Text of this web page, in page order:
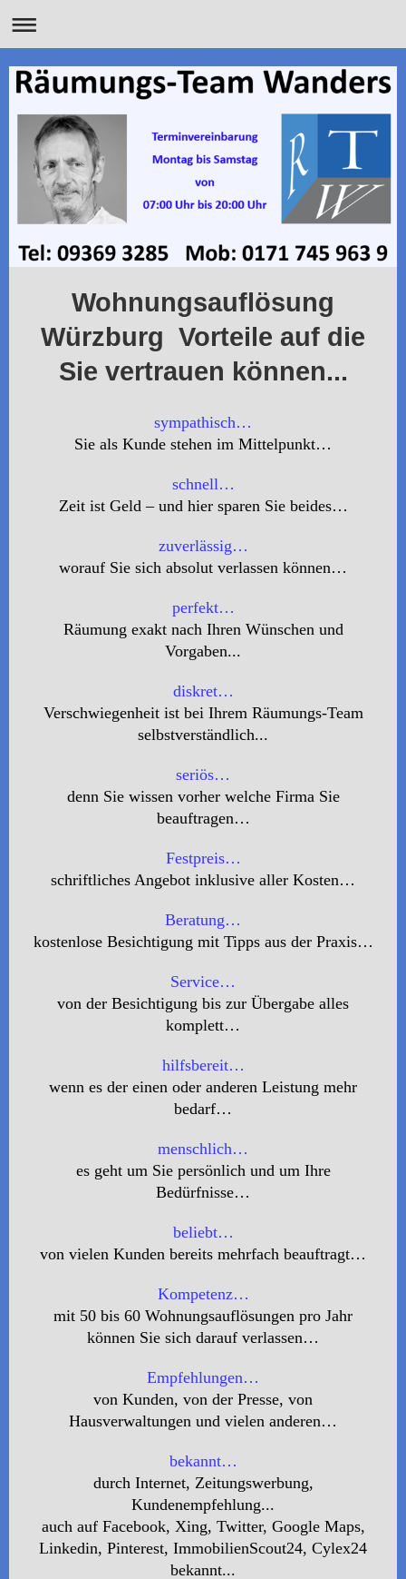
Wohnungsauflösung
Würzburg Vorteile auf die
Sie vertrauen können...
sympathisch…
Sie als Kunde stehen im Mittelpunkt…
schnell…
Zeit ist Geld – und hier sparen Sie beides…
zuverlässig…
worauf Sie sich absolut verlassen können…
perfekt…
Räumung exakt nach Ihren Wünschen und
Vorgaben...
diskret…
Verschwiegenheit ist bei Ihrem Räumungs-Team
selbstverständlich...
seriös…
denn Sie wissen vorher welche Firma Sie
beauftragen…
Festpreis…
schriftliches Angebot inklusive aller Kosten…
Beratung…
kostenlose Besichtigung mit Tipps aus der Praxis…
Service…
von der Besichtigung bis zur Übergabe alles
komplett…
hilfsbereit…
wenn es der einen oder anderen Leistung mehr
bedarf…
menschlich…
es geht um Sie persönlich und um Ihre
Bedürfnisse…
beliebt…
von vielen Kunden bereits mehrfach beauftragt…
Kompetenz…
mit 50 bis 60 Wohnungsauflösungen pro Jahr
können Sie sich darauf verlassen…
Empfehlungen…
von Kunden, von der Presse, von
Hausverwaltungen und vielen anderen…
bekannt…
durch Internet, Zeitungswerbung,
Kundenempfehlung...
auch auf Facebook, Xing, Twitter, Google Maps,
Linkedin, Pinterest, ImmobilienScout24, Cylex24
bekannt...